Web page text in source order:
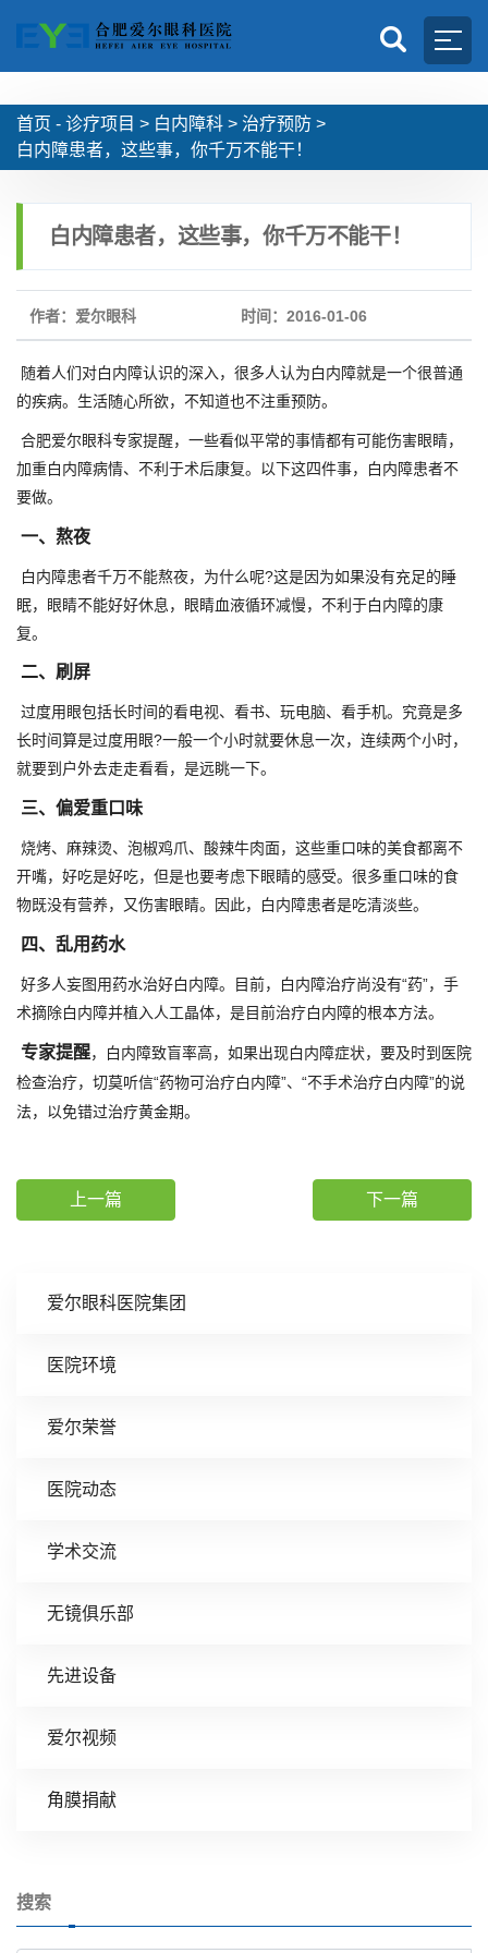
首页 - 诊疗项目 > 白内障科 > 治疗预防 >
白内障患者，这些事，你千万不能干！
爱尔眼科医院集团
医院环境
爱尔荣誉
医院动态
学术交流
无镜俱乐部
先进设备
爱尔视频
角膜捐献
搜索
白内障患者，这些事，你千万不能干！
作者：爱尔眼科 时间：2016-01-06
随着人们对白内障认识的深入，很多人认为白内障就是一个很普通
的疾病。生活随心所欲，不知道也不注重预防。
合肥爱尔眼科专家提醒，一些看似平常的事情都有可能伤害眼睛，
加重白内障病情、不利于术后康复。以下这四件事，白内障患者不
要做。
一、熬夜
白内障患者千万不能熬夜，为什么呢?这是因为如果没有充足的睡
眠，眼睛不能好好休息，眼睛血液循环减慢，不利于白内障的康
复。
二、刷屏
过度用眼包括长时间的看电视、看书、玩电脑、看手机。究竟是多
长时间算是过度用眼?一般一个小时就要休息一次，连续两个小时，
就要到户外去走走看看，是远眺一下。
三、偏爱重口味
烧烤、麻辣烫、泡椒鸡爪、酸辣牛肉面，这些重口味的美食都离不
开嘴，好吃是好吃，但是也要考虑下眼睛的感受。很多重口味的食
物既没有营养，又伤害眼睛。因此，白内障患者是吃清淡些。
四、乱用药水
好多人妄图用药水治好白内障。目前，白内障治疗尚没有“药”，手
术摘除白内障并植入人工晶体，是目前治疗白内障的根本方法。
专家提醒，白内障致盲率高，如果出现白内障症状，要及时到医院
检查治疗，切莫听信“药物可治疗白内障”、“不手术治疗白内障”的说
法，以免错过治疗黄金期。
上一篇 下一篇